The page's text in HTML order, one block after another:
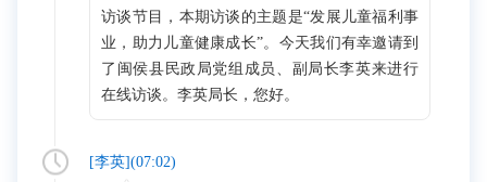
访谈节目，本期访谈的主题是“发展儿童福利事
业，助力儿童健康成长”。今天我们有幸邀请到
了闽侯县民政局党组成员、副局长李英来进行
在线访谈。李英局长，您好。
[李英](07:02)